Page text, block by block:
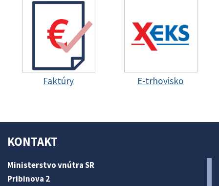
Faktúry E-trhovisko
KONTAKT
Ministerstvo vnútra SR
Pribinova 2